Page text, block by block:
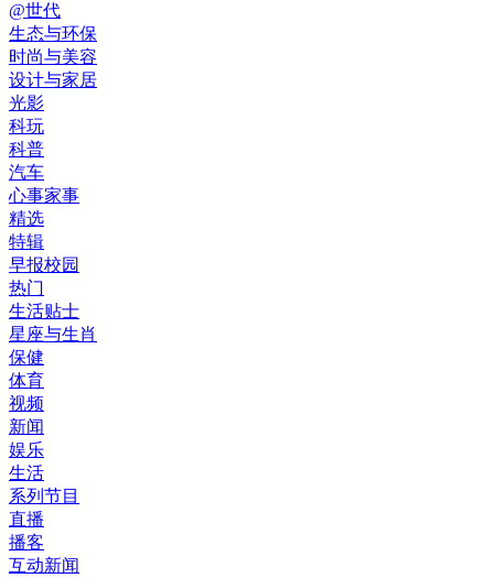
@世代
生态与环保
时尚与美容
设计与家居
光影
科玩
科普
汽车
心事家事
精选
特辑
早报校园
热门
生活贴士
星座与生肖
保健
体育
视频
新闻
娱乐
生活
系列节目
直播
播客
互动新闻